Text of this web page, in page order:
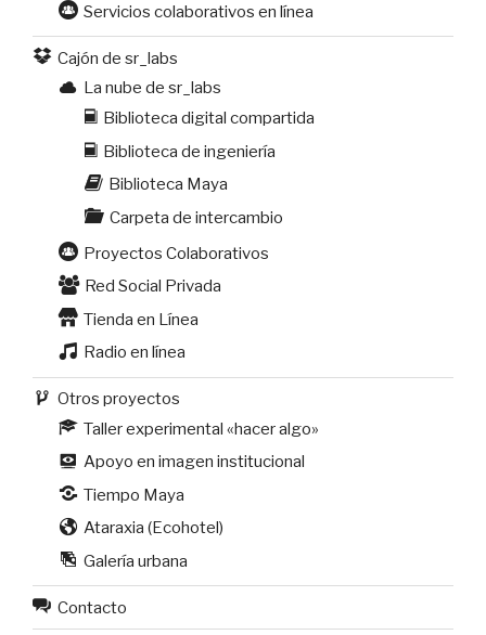
Servicios colaborativos en línea
Cajón de sr_labs
La nube de sr_labs
Biblioteca digital compartida
Biblioteca de ingeniería
Biblioteca Maya
Carpeta de intercambio
Proyectos Colaborativos
Red Social Privada
Tienda en Línea
Radio en línea
Otros proyectos
Taller experimental «hacer algo»
Apoyo en imagen institucional
Tiempo Maya
Ataraxia (Ecohotel)
Galería urbana
Contacto